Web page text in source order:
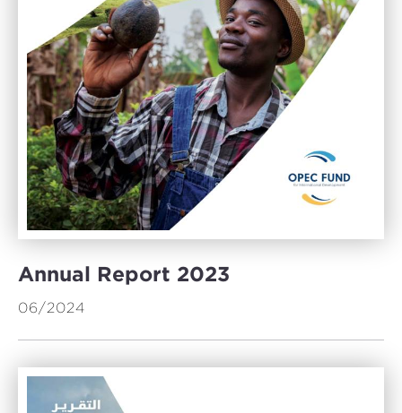
Annual Report 2023
06/2024